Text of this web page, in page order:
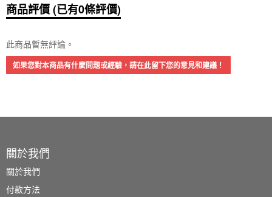
商品評價 (已有0條評價)
此商品暫無評論。
如果您對本商品有什麼問題或經驗，請在此留下您的意見和建議！
關於我們
關於我們
付款方法